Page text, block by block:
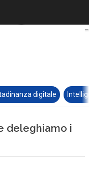
digitale
deleghiamo i